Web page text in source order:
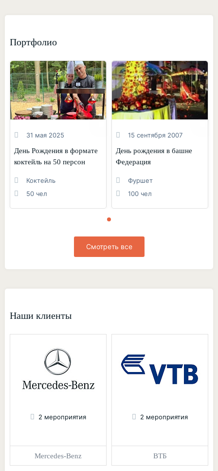
Портфолио
31 мая 2025
День Рождения в формате
коктейль на 50 персон
Коктейль
50 чел
15 сентября 2007
День рождения в башне
Федерация
Фуршет
100 чел
Смотреть все
Наши клиенты
2 мероприятия
Mercedes-Benz
2 мероприятия
ВТБ